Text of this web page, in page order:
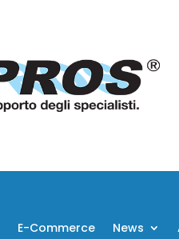
E-Commerce News